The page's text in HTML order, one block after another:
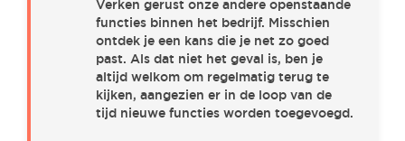
PROJECT MANAGEMENT (1)
(3)
Verken gerust onze andere openstaande
functies binnen het bedrijf. Misschien
ontdek je een kans die je net zo goed
past. Als dat niet het geval is, ben je
altijd welkom om regelmatig terug te
kijken, aangezien er in de loop van de
tijd nieuwe functies worden toegevoegd.